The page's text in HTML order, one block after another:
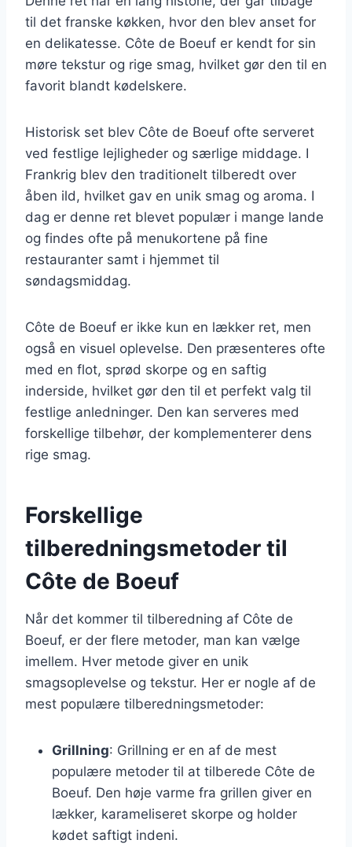
til det franske køkken, hvor den blev anset for
en delikatesse. Côte de Boeuf er kendt for sin
møre tekstur og rige smag, hvilket gør den til en
favorit blandt kødelskere.
Historisk set blev Côte de Boeuf ofte serveret
ved festlige lejligheder og særlige middage. I
Frankrig blev den traditionelt tilberedt over
åben ild, hvilket gav en unik smag og aroma. I
dag er denne ret blevet populær i mange lande
og findes ofte på menukortene på fine
restauranter samt i hjemmet til
søndagsmiddag.
Côte de Boeuf er ikke kun en lækker ret, men
også en visuel oplevelse. Den præsenteres ofte
med en flot, sprød skorpe og en saftig
inderside, hvilket gør den til et perfekt valg til
festlige anledninger. Den kan serveres med
forskellige tilbehør, der komplementerer dens
rige smag.
Forskellige
tilberedningsmetoder til
Côte de Boeuf
Når det kommer til tilberedning af Côte de
Boeuf, er der flere metoder, man kan vælge
imellem. Hver metode giver en unik
smagsoplevelse og tekstur. Her er nogle af de
mest populære tilberedningsmetoder:
Grillning: Grillning er en af de mest
populære metoder til at tilberede Côte de
Boeuf. Den høje varme fra grillen giver en
lækker, karameliseret skorpe og holder
kødet saftigt indeni.